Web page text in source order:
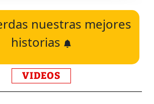
nuestras mejores
historias
VIDEOS